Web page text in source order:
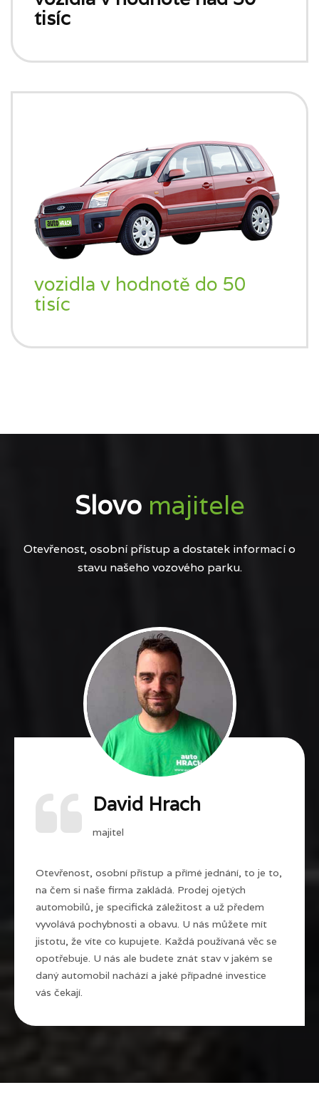
tisíc
vozidla v hodnotě do 50
tisíc
Slovo majitele
Otevřenost, osobní přístup a dostatek informací o
stavu našeho vozového parku.
David Hrach
majitel
Otevřenost, osobní přístup a přímé jednání, to je to,
na čem si naše firma zakládá. Prodej ojetých
automobilů, je specifická záležitost a už předem
vyvolává pochybnosti a obavu. U nás můžete mít
jistotu, že víte co kupujete. Každá používaná věc se
opotřebuje. U nás ale budete znát stav v jakém se
daný automobil nachází a jaké případné investice
vás čekají.